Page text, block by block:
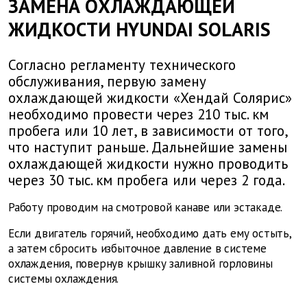
ЗАМЕНА ОХЛАЖДАЮЩЕЙ
ЖИДКОСТИ HYUNDAI SOLARIS
Согласно регламенту технического
обслуживания, первую замену
охлаждающей жидкости «Хендай Солярис»
необходимо провести через 210 тыс. км
пробега или 10 лет, в зависимости от того,
что наступит раньше. Дальнейшие замены
охлаждающей жидкости нужно проводить
через 30 тыс. км пробега или через 2 года.
Работу проводим на смотровой канаве или эстакаде.
Если двигатель горячий, необходимо дать ему остыть,
а затем сбросить избыточное давление в системе
охлаждения, повернув крышку заливной горловины
системы охлаждения.